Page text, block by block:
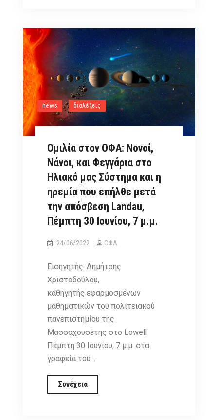
Θανάση
Οικονόμου
3/9/2022
news διαλέξεις
Ομιλία στον ΟΦΑ: Νονοί,
Νάνοι, και Φεγγάρια στο
Ηλιακό μας Σύστημα και η
ηρεμία που επήλθε μετά
την απόσβεση Landau,
Πέμπτη 30 Ιουνίου, 7 μ.μ.
24/06/2022 ΟΦΑ
Εισηγητής: Δημήτρης
Χριστοδούλου,
καθηγητής εφαρμοσμένων
μαθηματικών του πολιτειακού
πανεπιστημίου της
Μασσαχουσέτης στο Lowell
Πέμπτη 30 Ιουνίου, 7 μ.μ. στα
γραφεία του…
ΣυνέχειαΟμιλία
στον